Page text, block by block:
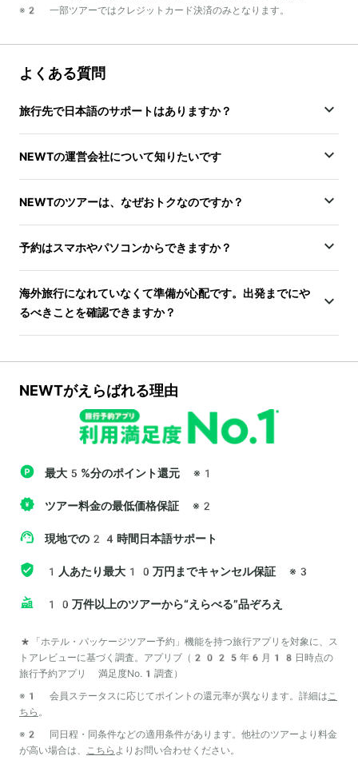
※2 一部ツアーではクレジットカード決済のみとなります。
よくある質問
旅行先で日本語のサポートはありますか？
NEWTの運営会社について知りたいです
NEWTのツアーは、なぜおトクなのですか？
予約はスマホやパソコンからできますか？
海外旅行になれていなくて準備が心配です。出発までにや
るべきことを確認できますか？
NEWTがえらばれる理由
最大5%分のポイント還元 ※1
ツアー料金の最低価格保証 ※2
現地での24時間日本語サポート
1人あたり最大10万円までキャンセル保証 ※3
10万件以上のツアーから“えらべる”品ぞろえ
*「ホテル・パッケージツアー予約」機能を持つ旅行アプリを対象に、ス
トアレビューに基づく調査。アプリブ（2025年6月18日時点の
旅行予約アプリ 満足度No.1調査）
※1 会員ステータスに応じてポイントの還元率が異なります。詳細は こ
ちら 。
※2 同日程・同条件などの適用条件があります。他社のツアーより料金
が高い場合は、
こちら よりお問い合わせください。